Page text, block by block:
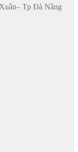
Tp Đà Nẵng